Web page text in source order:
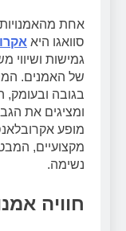
אחת
סוואגו היא
גמישות ושיווי
של האמנים.
בגובה ובעומק,
ומציגים את
מופע
מקצועיים,
נשימה.
חוויה